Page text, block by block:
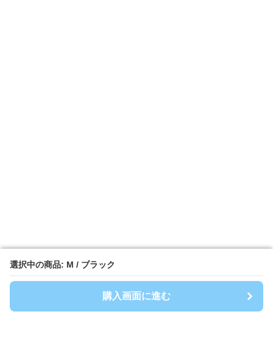
選択中の商品: M / ブラック
購入画面に進む
選択中の商品: M / ブラック
購入画面に進む